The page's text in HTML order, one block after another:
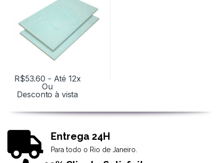
R$53.60 - Até 12x
Ou
Desconto à vista
Entrega 24H
Para todo o Rio de Janeiro.